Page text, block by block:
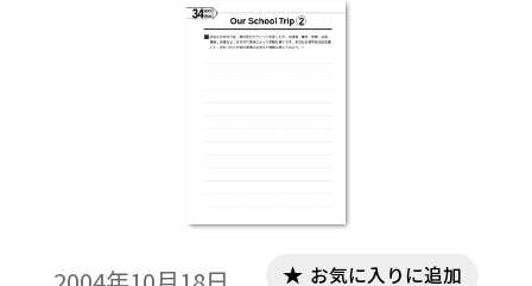
お気に入りに追加